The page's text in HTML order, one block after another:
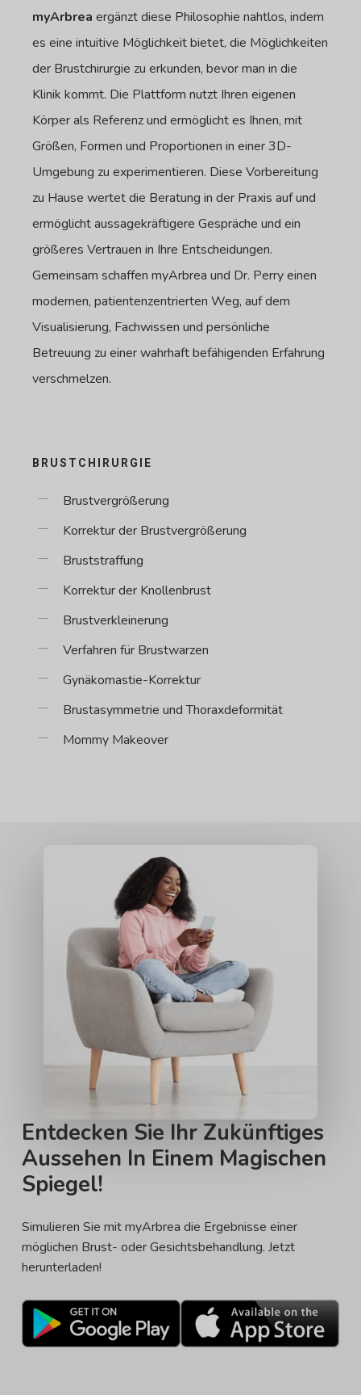
myArbrea ergänzt diese Philosophie nahtlos, indem
es eine intuitive Möglichkeit bietet, die Möglichkeiten
der Brustchirurgie zu erkunden, bevor man in die
Klinik kommt. Die Plattform nutzt Ihren eigenen
Körper als Referenz und ermöglicht es Ihnen, mit
Größen, Formen und Proportionen in einer 3D-
Umgebung zu experimentieren. Diese Vorbereitung
zu Hause wertet die Beratung in der Praxis auf und
ermöglicht aussagekräftigere Gespräche und ein
größeres Vertrauen in Ihre Entscheidungen.
Gemeinsam schaffen myArbrea und Dr. Perry einen
modernen, patientenzentrierten Weg, auf dem
Visualisierung, Fachwissen und persönliche
Betreuung zu einer wahrhaft befähigenden Erfahrung
verschmelzen.
BRUSTCHIRURGIE
Brustvergrößerung
Korrektur der Brustvergrößerung
Bruststraffung
Korrektur der Knollenbrust
Brustverkleinerung
Verfahren für Brustwarzen
Gynäkomastie-Korrektur
Brustasymmetrie und Thoraxdeformität
Mommy Makeover
Entdecken Sie Ihr Zukünftiges
Aussehen In Einem Magischen
Spiegel!
Simulieren Sie mit myArbrea die Ergebnisse einer
möglichen Brust- oder Gesichtsbehandlung. Jetzt
herunterladen!